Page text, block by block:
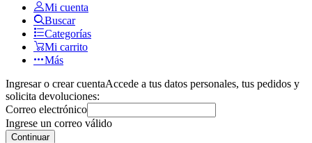
Mi cuenta
Buscar
Categorías
Mi carrito
Más
Ingresar o crear cuentaAccede a tus datos personales, tus pedidos y
solicita devoluciones:
Correo electrónico
Ingrese un correo válido
Continuar